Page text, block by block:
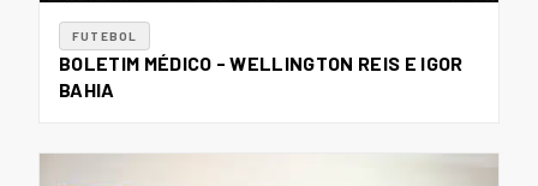
FUTEBOL
BOLETIM MÉDICO - WELLINGTON REIS E IGOR
BAHIA